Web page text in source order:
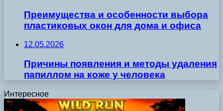
Преимущества и особенности выбора
пластиковых окон для дома и офиса
12.05.2026
Причины появления и методы удаления
папиллом на коже у человека
Интересное